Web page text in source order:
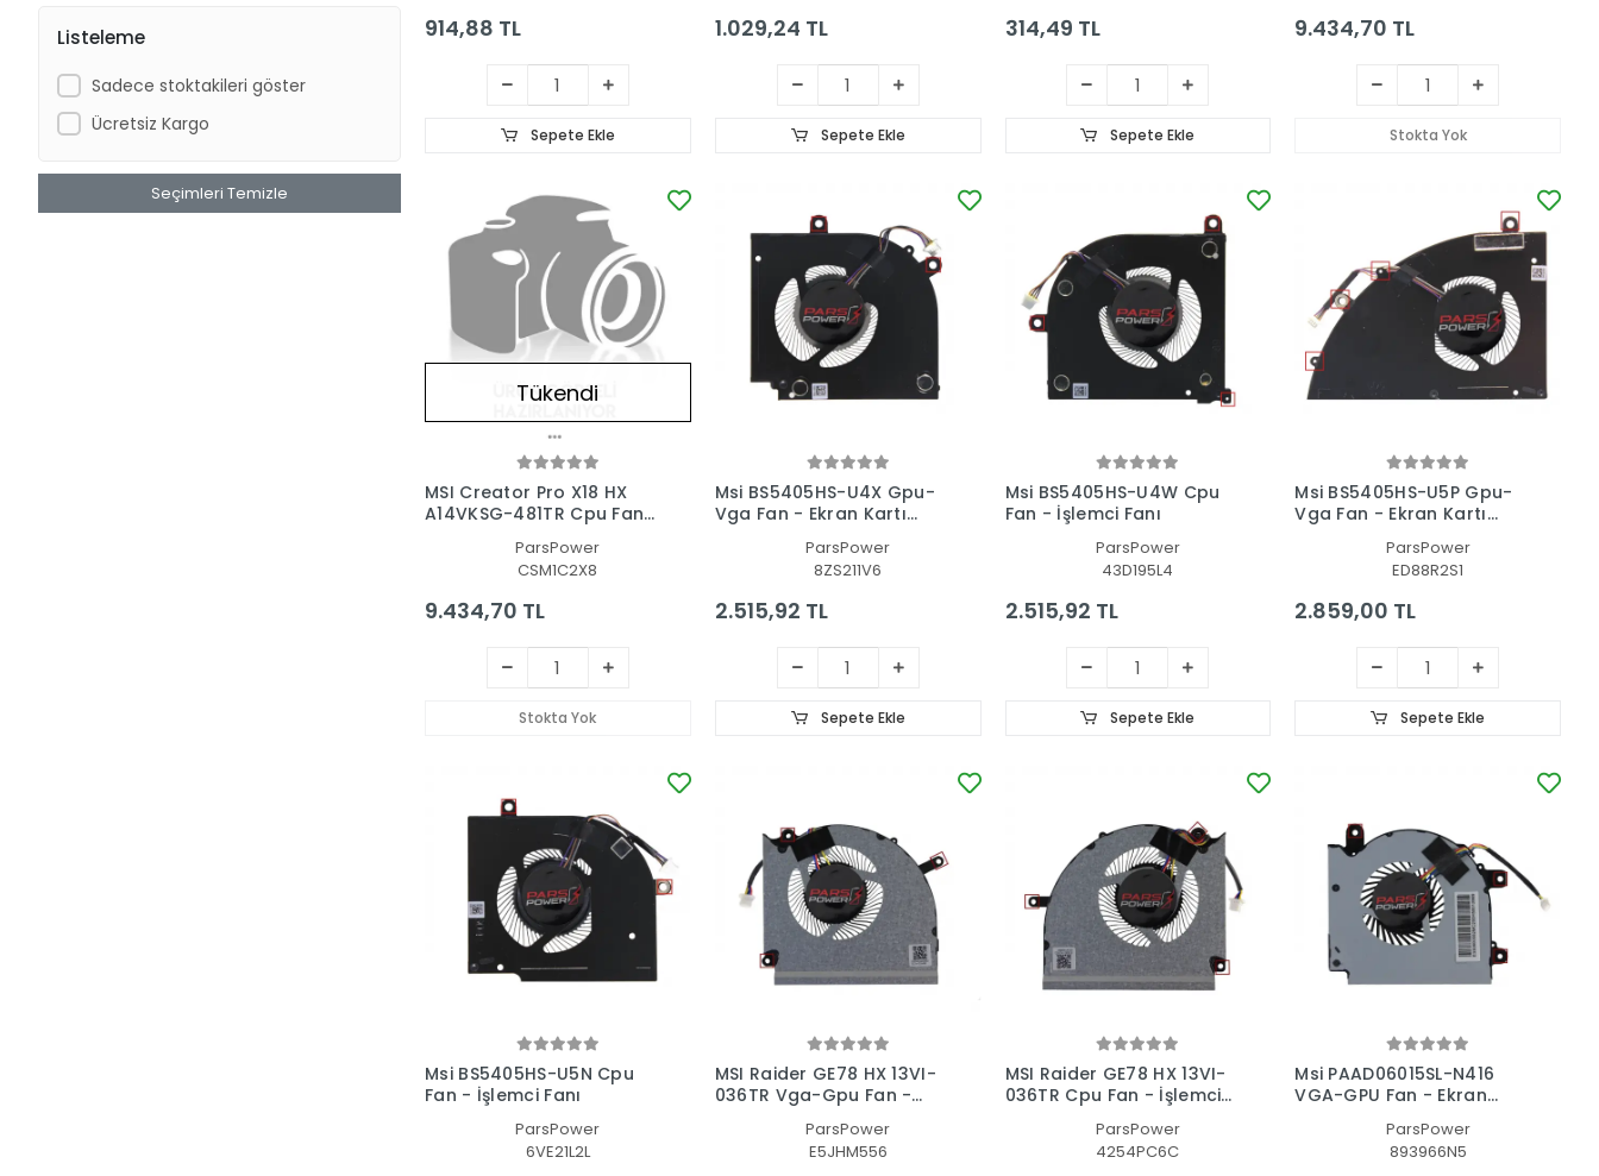
Medion
Haier
Listeleme
Sadece stoktakileri göster
Ücretsiz Kargo
Seçimleri Temizle
914,88 TL
Sepete Ekle
1.029,24 TL
Sepete Ekle
314,49 TL
Sepete Ekle
9.434,70 TL
Stokta Yok
Tükendi
MSI Creator Pro X18 HX
A14VKSG-481TR Cpu Fan
ParsPower
CSM1C2X8
9.434,70 TL
Stokta Yok
Msi BS5405HS-U4X Gpu-
Vga Fan - Ekran Kartı
ParsPower
8ZS211V6
2.515,92 TL
Sepete Ekle
Msi BS5405HS-U4W Cpu
Fan - İşlemci Fanı
ParsPower
43D195L4
2.515,92 TL
Sepete Ekle
Msi BS5405HS-U5P Gpu-
Vga Fan - Ekran Kartı
ParsPower
ED88R2S1
2.859,00 TL
Sepete Ekle
Msi BS5405HS-U5N Cpu
Fan - İşlemci Fanı
ParsPower
6VE21L2L
MSI Raider GE78 HX 13VI-
036TR Vga-Gpu Fan -
ParsPower
E5JHM556
MSI Raider GE78 HX 13VI-
036TR Cpu Fan - İşlemci
ParsPower
4254PC6C
Msi PAAD06015SL-N416
VGA-GPU Fan - Ekran
ParsPower
893966N5